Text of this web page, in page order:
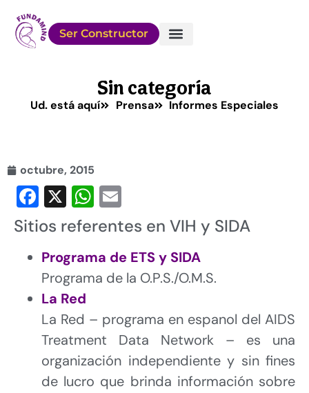
Ser Constructor
Sin categoría
Ud. está aquí Prensa Informes Especiales
octubre, 2015
Facebook
X WhatsApp
Sitios referentes en VIH y SIDA
Programa de ETS y SIDA
Programa de la O.P.S./O.M.S.
La Red
La Red – programa en espanol del AIDS
Treatment Data Network – es una
organización independiente y sin fines
de lucro que brinda información sobre